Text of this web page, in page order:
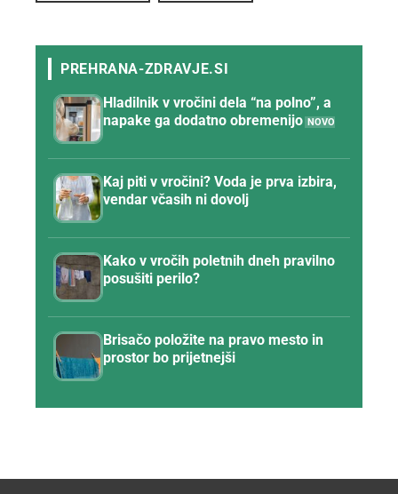
Hladilnik v vročini dela “na polno”, a
napake ga dodatno obremenijo
Kaj piti v vročini? Voda je prva izbira,
vendar včasih ni dovolj
Kako v vročih poletnih dneh pravilno
posušiti perilo?
Brisačo položite na pravo mesto in
prostor bo prijetnejši